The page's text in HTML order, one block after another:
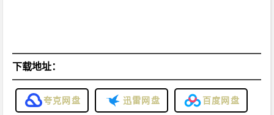
下载地址：
夸克网盘 迅雷网盘 百度网盘